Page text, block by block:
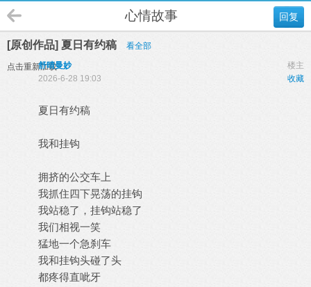
回复
心情故事
[原创作品] 夏日有约稿 看全部
点击重新加载 楼主
舒晴曼妙
收藏
2026-6-28 19:03
夏日有约稿
我和挂钩
拥挤的公交车上
我抓住四下晃荡的挂钩
我站稳了，挂钩站稳了
我们相视一笑
猛地一个急刹车
我和挂钩头碰了头
都疼得直呲牙